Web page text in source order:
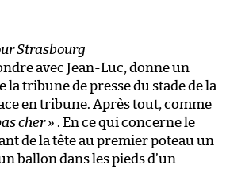
Strasbourg
avec Jean-Luc, donne un
la tribune de presse du stade de la
en tribune. Après tout, comme
cher» . En ce qui concerne le
de la tête au premier poteau un
ballon dans les pieds d’un